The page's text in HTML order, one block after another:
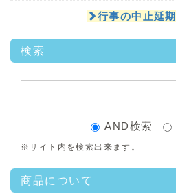
行事の中止延
検索
AND検索
※サイト内を検索出来ます。
商品について